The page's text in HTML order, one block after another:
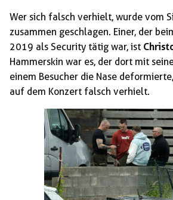
Wer sich falsch verhielt, wurde vom
zusammen geschlagen. Einer, der
2019 als Security tätig war, ist
Hammerskin war es, der dort mit
einem Besucher die Nase
auf dem Konzert falsch verhielt.